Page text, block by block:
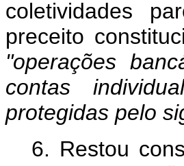
coletividades
preceito
"operações
contas
protegidas pelo
6. Restou